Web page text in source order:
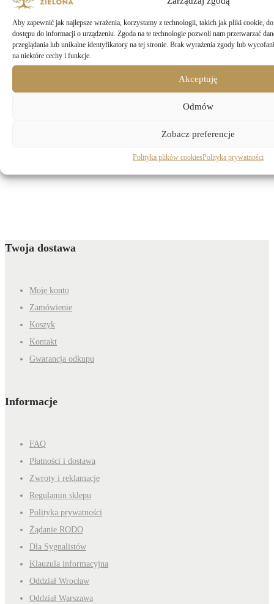
Aby zapewnić jak najlepsze wrażenia, korzystamy z technologii, takich jak pliki cookie,
dostępu do informacji o urządzeniu. Zgoda na te technologie pozwoli nam przetwarzać
przeglądania lub unikalne identyfikatory na tej stronie. Brak wyrażenia zgody lub
na niektóre cechy i funkcje.
Akceptuję
Odmów
Zobacz preferencje
Polityka plików cookiesPolityka prywatności
Najtaniej!
produktów
Od ręki / 24h285285
produktów
Złoto I Srebro11
produkt
Akcesoria 6 6
Twoja dostawa
Moje konto
Zamówienie
Koszyk
Kontakt
Gwarancja odkupu
Informacje
FAQ
Płatności i dostawa
Zwroty i reklamacje
Regulamin sklepu
Polityka prywatności
Żądanie RODO
Dla Sygnalistów
Klauzula informacyjna
Oddział Wrocław
Oddział Warszawa